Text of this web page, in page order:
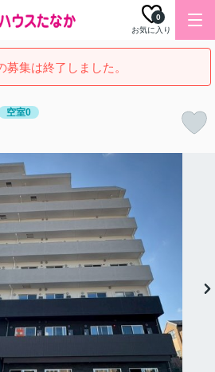
お気に入り
0
募集は終了しました。
空室0